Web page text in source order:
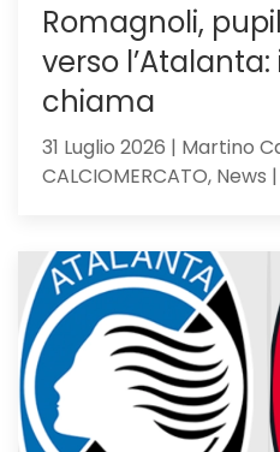
Romagnoli,
verso
chiama
31 Luglio 2026 | Martino
CALCIOMERCATO,